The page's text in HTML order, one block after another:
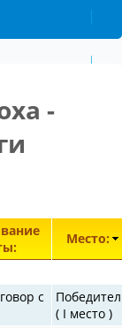
|
|
-
Место:
с
( I место )